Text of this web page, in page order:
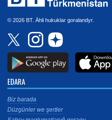
© 2026 BT. Ähli hukuklar goralandyr.
EDARA
Biz barada
Düzgünler we şertler